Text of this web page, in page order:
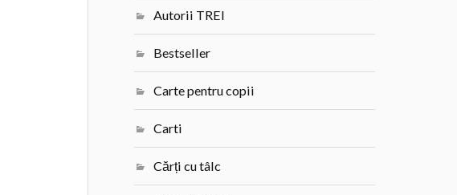
Autorii TREI
Bestseller
Carte pentru copii
Carti
Cărți cu tâlc